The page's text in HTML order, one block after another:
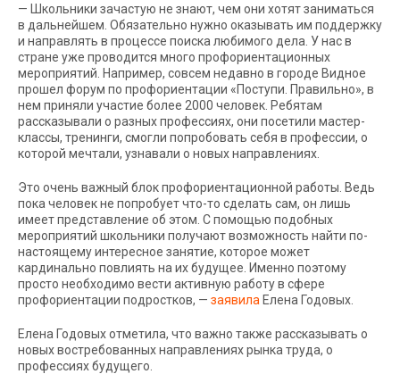
— Школьники зачастую не знают, чем они хотят заниматься
в дальнейшем. Обязательно нужно оказывать им поддержку
и направлять в процессе поиска любимого дела. У нас в
стране уже проводится много профориентационных
мероприятий. Например, совсем недавно в городе Видное
прошел форум по профориентации «Поступи. Правильно», в
нем приняли участие более 2000 человек. Ребятам
рассказывали о разных профессиях, они посетили мастер-
классы, тренинги, смогли попробовать себя в профессии, о
которой мечтали, узнавали о новых направлениях.
Это очень важный блок профориентационной работы. Ведь
пока человек не попробует что-то сделать сам, он лишь
имеет представление об этом. С помощью подобных
мероприятий школьники получают возможность найти по-
настоящему интересное занятие, которое может
кардинально повлиять на их будущее. Именно поэтому
просто необходимо вести активную работу в сфере
профориентации подростков, — заявила Елена Годовых.
Елена Годовых отметила, что важно также рассказывать о
новых востребованных направлениях рынка труда, о
профессиях будущего.